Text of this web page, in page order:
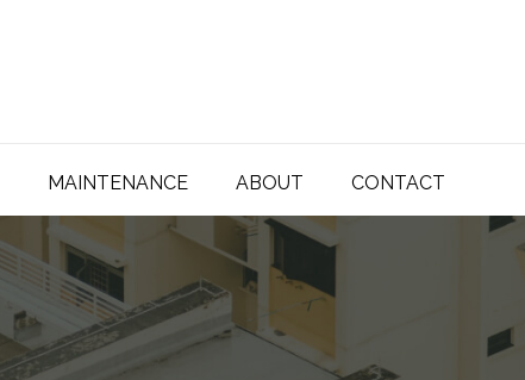
MAINTENANCE ABOUT
CONTACT